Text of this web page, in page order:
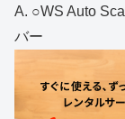
A. ○WS Auto
バー